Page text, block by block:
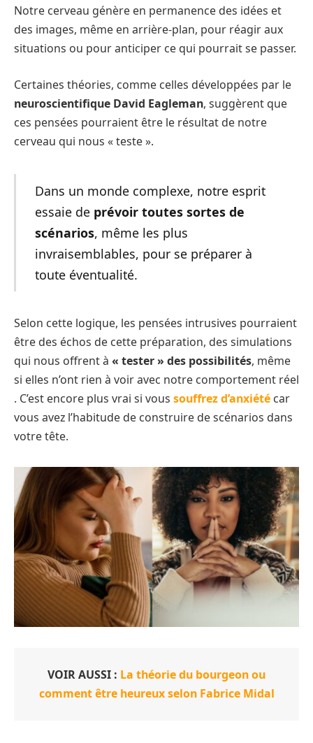
Notre cerveau génère en permanence des idées et
des images, même en arrière-plan, pour réagir aux
situations ou pour anticiper ce qui pourrait se passer.
Certaines théories, comme celles développées par le
neuroscientifique David Eagleman, suggèrent que
ces pensées pourraient être le résultat de notre
cerveau qui nous « teste ».
Dans un monde complexe, notre esprit
essaie deprévoir toutes sortes de
scénarios, même les plus
invraisemblables, pour se préparer à
toute éventualité.
Selon cette logique, les pensées intrusives pourraient
être des échos de cette préparation, des simulations
qui nous offrent à « tester » des possibilités, même
si elles n’ont rien à voir avec notre comportement réel​
. C’est encore plus vrai si vous souffrez d’anxiété car
vous avez l’habitude de construire de scénarios dans
votre tête.
VOIR AUSSI : La théorie du bourgeon ou
comment être heureux selon Fabrice Midal